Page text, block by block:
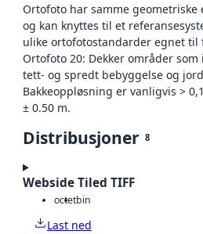
Ortofoto har samme geometriske
og kan knyttes til et
ulike ortofotostandarder egnet til
Ortofoto 20: Dekker områder
tett- og spredt bebyggelse og
Bakkeoppløsning er vanligvis >
± 0.50 m.
Distribusjoner 8
Webside Tiled TIFF
octetbin
Last ned